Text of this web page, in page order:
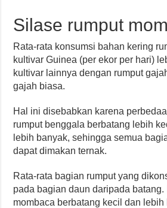
Silase rumput
Rata-rata konsumsi bahan kering
kultivar Guinea (per ekor per hari)
kultivar lainnya dengan rumput
gajah biasa.
Hal ini disebabkan karena
rumput benggala berbatang lebih
lebih banyak, sehingga semua
dapat dimakan ternak.
Rata-rata bagian rumput yang
pada bagian daun daripada batang.
mombaca berbatang kecil dan lebih